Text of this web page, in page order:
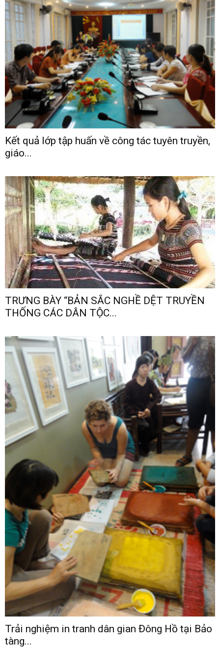
Kết quả lớp tập huấn về công tác tuyên truyền,
giáo...
TRƯNG BÀY “BẢN SẮC NGHỀ DỆT TRUYỀN
THỐNG CÁC DÂN TỘC...
Trải nghiệm in tranh dân gian Đông Hồ tại Bảo
tàng...